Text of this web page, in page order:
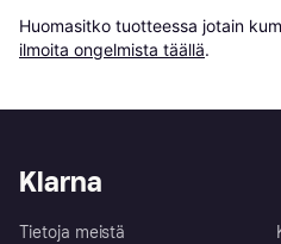
Huomasitko tuotteessa jotain
ilmoita ongelmista täällä.
Klarna
Tietoja meistä